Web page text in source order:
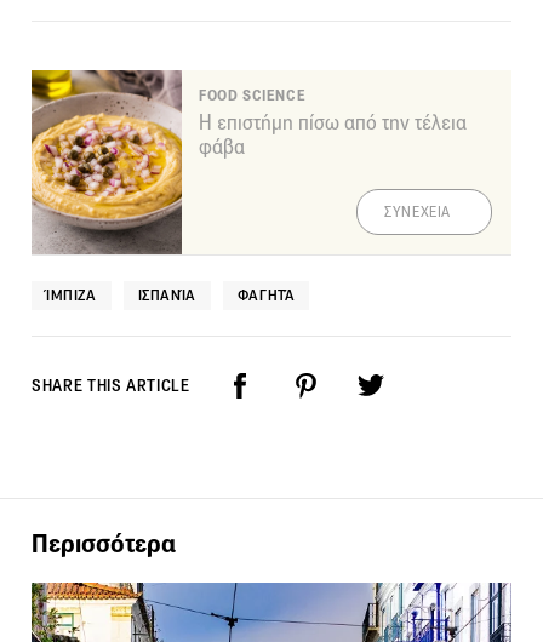
FOOD SCIENCE
Η επιστήμη πίσω από την τέλεια
φάβα
ΣΥΝΕΧΕΙΑ
ΊΜΠΙΖΑ ΙΣΠΑΝΊΑ ΦΑΓΗΤΆ
SHARE THIS ARTICLE
Περισσότερα